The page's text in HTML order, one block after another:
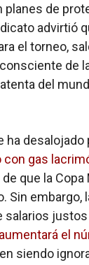
de
advirtió
el torneo,
de
del
desalojado
con gas
que la Copa
Sin embargo,
justos
el
siendo